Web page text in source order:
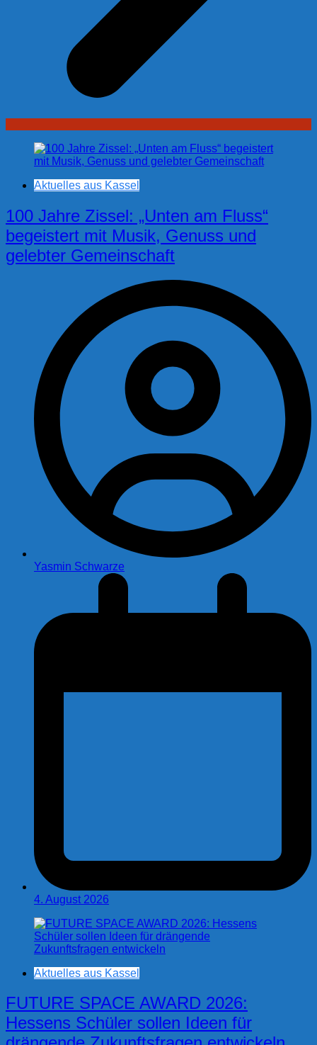
Aktuelles aus Kassel
100 Jahre Zissel: „Unten am Fluss“
begeistert mit Musik, Genuss und
gelebter Gemeinschaft
Yasmin Schwarze
4. August 2026
Aktuelles aus Kassel
FUTURE SPACE AWARD 2026:
Hessens Schüler sollen Ideen für